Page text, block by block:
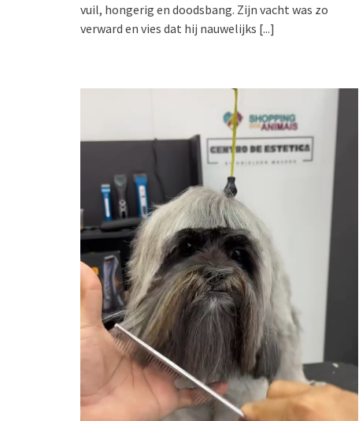
vuil, hongerig en doodsbang. Zijn vacht was zo
verward en vies dat hij nauwelijks [...]